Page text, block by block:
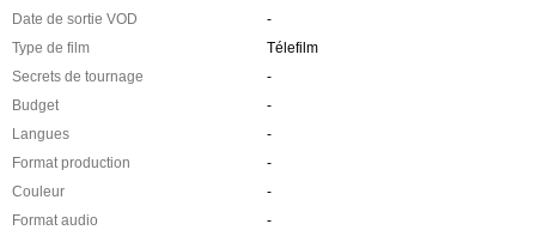
Date de sortie VOD
-
Type de film
Télefilm
Secrets de tournage
-
Budget
-
Langues
-
Format production
-
Couleur
-
Format audio
-